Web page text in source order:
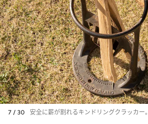
7 / 30 安全に薪が割れるキンドリングクラッカー。